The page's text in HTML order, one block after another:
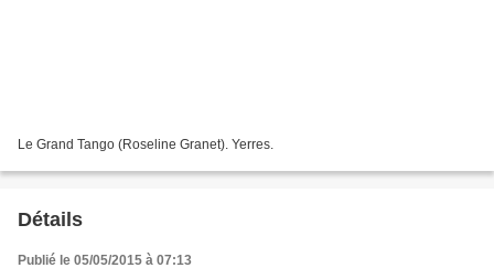
Le Grand Tango (Roseline Granet). Yerres.
Détails
Publié le 05/05/2015 à 07:13